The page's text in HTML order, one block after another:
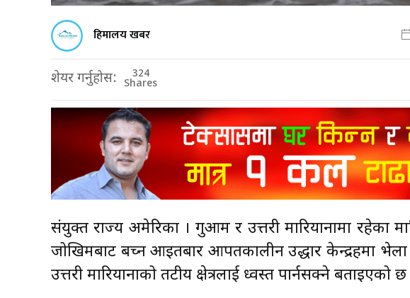
हिमालय खबर
शेयर गर्नुहोस: 324
Shares
संयुक्त राज्य अमेरिका । गुआम र उत्तरी मारियानामा रहेका
जोखिमबाट बच्न आइतबार आपतकालीन उद्धार केन्द्रहरूमा
उत्तरी मारियानाको तटीय क्षेत्रलाई ध्वस्त पार्नसक्ने बताइएको छ